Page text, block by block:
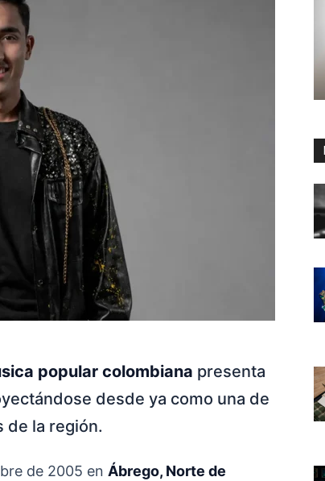
popular colombiana presenta
desde ya como una de
de la región.
de 2005 en Ábrego, Norte de